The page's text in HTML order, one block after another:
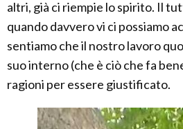
altri, già ci riempie lo spirito. Il
quando davvero vi ci possiamo
sentiamo che il nostro lavoro
suo interno (che è ciò che fa
ragioni per essere giustificato.